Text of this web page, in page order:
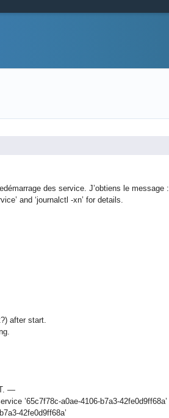
des service. J’obtiens le message :
and ‘journalctl -xn’ for details.
after start.
—
’65c7f78c-a0ae-4106-b7a3-42fe0d9ff68a’
42fe0d9ff68a’